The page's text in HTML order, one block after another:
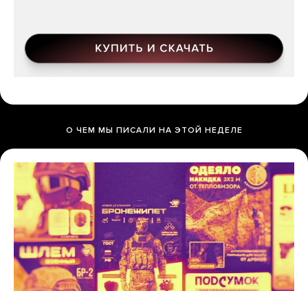
О ЧЕМ МЫ ПИСАЛИ НА ЭТОЙ НЕДЕЛЕ